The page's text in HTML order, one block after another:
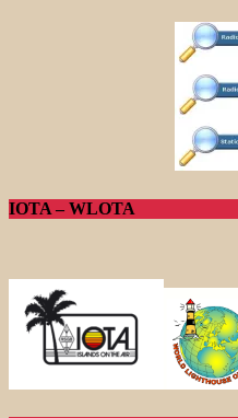
IOTA – WLOTA